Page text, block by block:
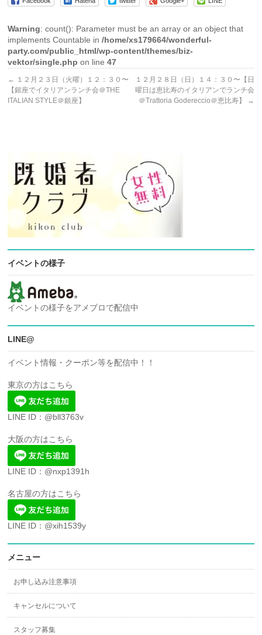
Warning: count(): Parameter must be an array or an object that
implements Countable in/home/xs179664/wonderful-
party.com/public_html/wp-content/themes/biz-
vektor/single.php on line47
← １２月２３日（火曜）１２：３０〜
【銀座でイタリアンランチ会＠THE
ITALIAN STYLE＠銀座】
１２月２８日（日）１４：３０〜【日
曜日は恵比寿のイタリアンでランチ会
＠Trattoria Godereccio＠恵比寿】
→
イベントの様子
イベントの様子をアメブロで配信中
LINE@
イベント情報・クーポン等を配信中！！
東京の方はこちら
LINE ID：@bll3763v
大阪の方はこちら
LINE ID：@nxp1391h
名古屋の方はこちら
LINE ID：@xih1539y
メニュー
お申し込み注意事項
キャンセルについて
スタッフ募集